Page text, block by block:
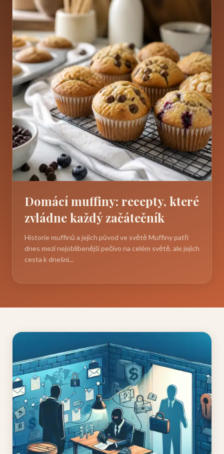
Domácí muffiny: recepty, které
zvládne každý začátečník
Historie muffinů a jejich původ ve světě Muffiny patří
dnes mezi nejoblíbenější pečivo na celém světě, ale jejich
cesta k dnešní...